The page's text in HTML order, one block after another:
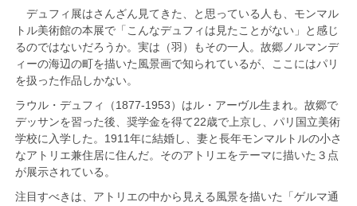
デュフィ展はさんざん見てきた、と思っている人も、モンマル
トル美術館の本展で「こんなデュフィは見たことがない」と感じ
るのではないだろうか。実は（羽）もその一人。故郷ノルマンデ
ィーの海辺の町を描いた風景画で知られているが、ここにはパリ
を扱った作品しかない。
ラウル・デュフィ（1877-1953）はル・アーヴル生まれ。故郷で
デッサンを習った後、奨学金を得て22歳で上京し、パリ国立美術
学校に入学した。1911年に結婚し、妻と長年モンマルトルの小さ
なアトリエ兼住居に住んだ。そのアトリエをテーマに描いた３点
が展示されている。
注目すべきは、アトリエの中から見える風景を描いた「ゲルマ通